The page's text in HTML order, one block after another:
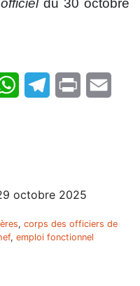
du 30 octobre
WhatsAppTelegram
Print
octobre 2025
, corps des officiers de
, emploi fonctionnel